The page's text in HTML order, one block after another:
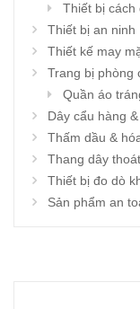
Thiết bị cách
Thiết bị an ninh
Thiết kế may
Trang bị phòng
Quần áo
Dây cẩu hàng
Thấm dầu &
Thang dây
Thiết bị đo dò
Sản phẩm an